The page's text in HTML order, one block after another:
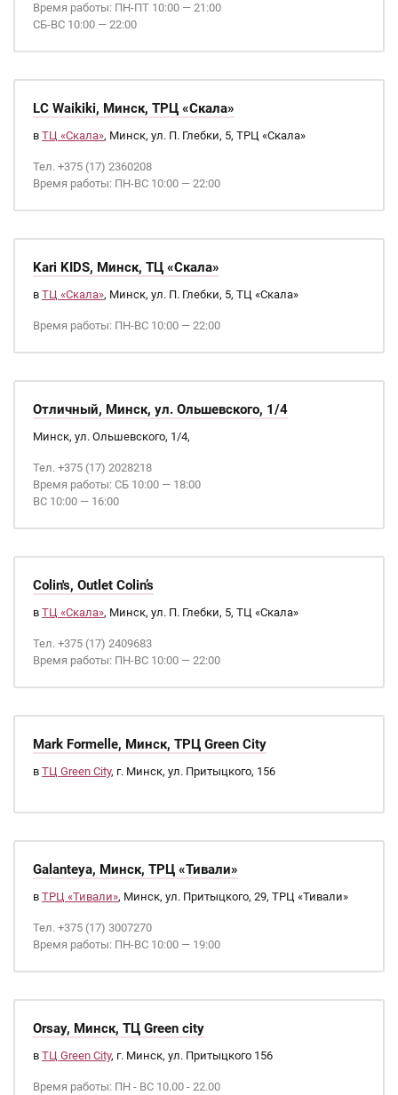
Время работы: ПН-ПТ 10:00 — 21:00
СБ-ВС 10:00 — 22:00
LC Waikiki, Минск, ТРЦ «Скала»
в ТЦ «Скала», Минск, ул. П. Глебки, 5, ТРЦ «Скала»
Тел. +375 (17) 2360208
Время работы: ПН-ВС 10:00 — 22:00
Kari KIDS, Минск, ТЦ «Скала»
в ТЦ «Скала», Минск, ул. П. Глебки, 5, ТЦ «Скала»
Время работы: ПН-ВС 10:00 — 22:00
Отличный, Минск, ул. Ольшевского, 1/4
Минск, ул. Ольшевского, 1/4,
Тел. +375 (17) 2028218
Время работы: СБ 10:00 — 18:00
ВС 10:00 — 16:00
Colin's, Outlet Colin’s
в ТЦ «Скала», Минск, ул. П. Глебки, 5, ТЦ «Скала»
Тел. +375 (17) 2409683
Время работы: ПН-ВС 10:00 — 22:00
Mark Formelle, Минск, ТРЦ Green City
в ТЦ Green City, г. Минск, ул. Притыцкого, 156
Galanteya, Минск, ТРЦ «Тивали»
в ТРЦ «Тивали», Минск, ул. Притыцкого, 29, ТРЦ «Тивали»
Тел. +375 (17) 3007270
Время работы: ПН-ВС 10:00 — 19:00
Orsay, Минск, ТЦ Green city
в ТЦ Green City, г. Минск, ул. Притыцкого 156
Время работы: ПН - ВС 10.00 - 22.00